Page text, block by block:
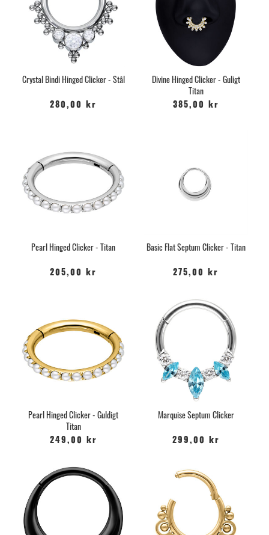
Crystal Bindi Hinged Clicker - Stål
280,00 kr
Divine Hinged Clicker - Guligt
Titan
385,00 kr
Pearl Hinged Clicker - Titan
205,00 kr
Basic Flat Septum Clicker - Titan
275,00 kr
Pearl Hinged Clicker - Guldigt
Titan
249,00 kr
Marquise Septum Clicker
299,00 kr